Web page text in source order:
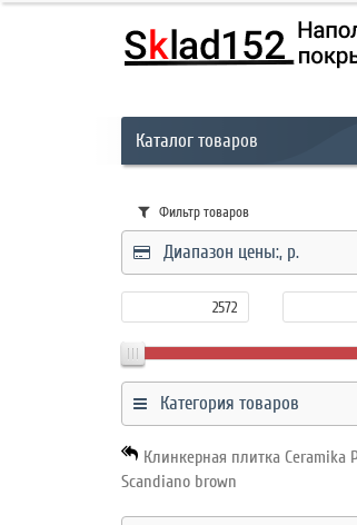
Каталогтоваров
Фильтр товаров
Диапазон цены:, р.
Категория товаров
Клинкерная плитка Ceramika
Scandiano brown